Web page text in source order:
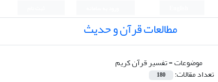
مطالعات قرآن و حدیث
موضوعات =تفسیر قرآن کریم
تعداد مقالات:
180